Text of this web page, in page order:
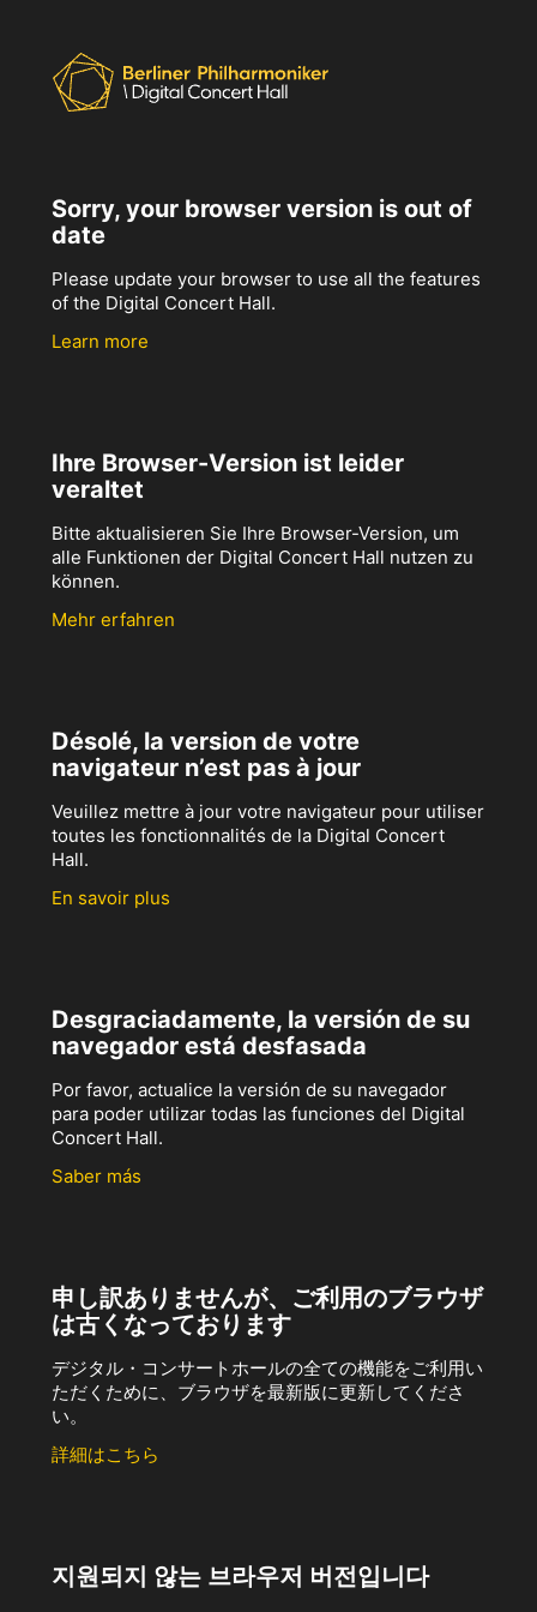
Sorry, your browser version is out of
date
Please update your browser to use all the features
of the Digital Concert Hall.
Learn more
Ihre Browser-Version ist leider
veraltet
Bitte aktualisieren Sie Ihre Browser-Version, um
alle Funktionen der Digital Concert Hall nutzen zu
können.
Mehr erfahren
Désolé, la version de votre
navigateur n’est pas à jour
Veuillez mettre à jour votre navigateur pour utiliser
toutes les fonctionnalités de la Digital Concert
Hall.
En savoir plus
Desgraciadamente, la versión de su
navegador está desfasada
Por favor, actualice la versión de su navegador
para poder utilizar todas las funciones del Digital
Concert Hall.
Saber más
申し訳ありませんが、ご利用のブラウザ
は古くなっております
デジタル・コンサートホールの全ての機能をご利用い
ただくために、ブラウザを最新版に更新してくださ
い。
詳細はこちら
지원되지 않는 브라우저 버전입니다